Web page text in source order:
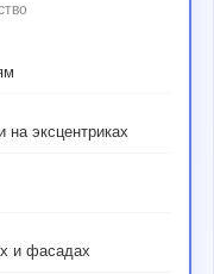
эксцентриках
и фасадах